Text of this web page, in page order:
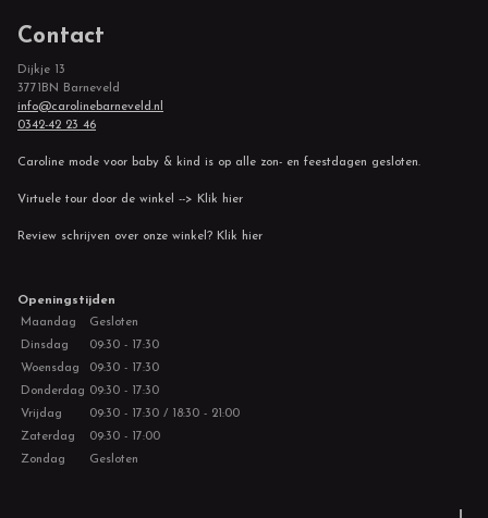
Contact
Dijkje 13
3771BN Barneveld
info@carolinebarneveld.nl
0342-42 23 46
Caroline mode voor baby & kind is op alle zon- en feestdagen gesloten.
Virtuele tour door de winkel --> Klik hier
Review schrijven over onze winkel? Klik hier
Openingstijden
Maandag
Gesloten
Dinsdag
09:30 - 17:30
Woensdag
09:30 - 17:30
Donderdag 09:30 - 17:30
Vrijdag
09:30 - 17:30 / 18:30 - 21:00
Zaterdag
09:30 - 17:00
Zondag
Gesloten